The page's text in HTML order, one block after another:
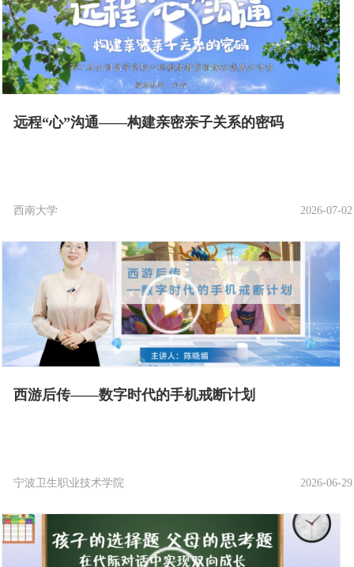
远程“心”沟通——构建亲密亲子关系的密码
西南大学 2026-07-02
西游后传——数字时代的手机戒断计划
宁波卫生职业技术学院 2026-06-29